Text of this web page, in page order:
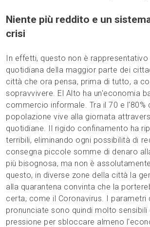
Niente più reddito e un
crisi
In effetti, questo non è
quotidiana della maggior parte dei
città che ora pensa, prima di tutto, a
sopravvivere. El Alto ha un'economia
commercio informale. Tra il 70 e l'80%
popolazione vive alla giornata
quotidiane. Il rigido confinamento ha
terribili, eliminando ogni possibilità di
consegna piccole somme di denaro
più bisognosa, ma non è
questo, in diverse zone della città la
alla quarantena convinta che la
certa, come il Coronavirus. I parametri
pronunciate sono quindi molto
pressione per sbloccare almeno